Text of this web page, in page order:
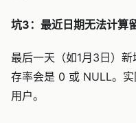
坑3：最近日期无法计算
最后一天（如1月3日）
存率会是 0 或 NULL。
用户。